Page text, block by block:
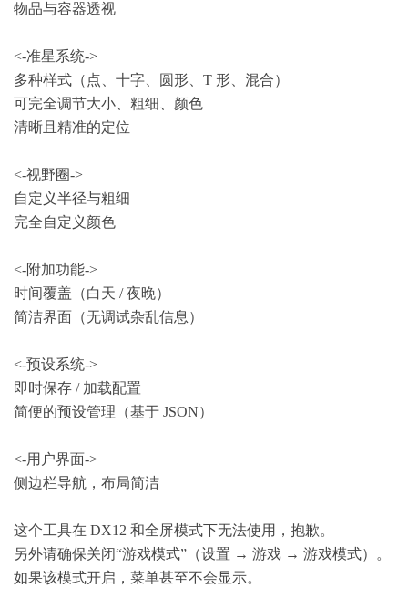
物品与容器透视
<-准星系统->
多种样式（点、十字、圆形、T 形、混合）
可完全调节大小、粗细、颜色
清晰且精准的定位
<-视野圈->
自定义半径与粗细
完全自定义颜色
<-附加功能->
时间覆盖（白天 / 夜晚）
简洁界面（无调试杂乱信息）
<-预设系统->
即时保存 / 加载配置
简便的预设管理（基于 JSON）
<-用户界面->
侧边栏导航，布局简洁
这个工具在 DX12 和全屏模式下无法使用，抱歉。
另外请确保关闭“游戏模式”（设置 → 游戏 → 游戏模式）。
如果该模式开启，菜单甚至不会显示。